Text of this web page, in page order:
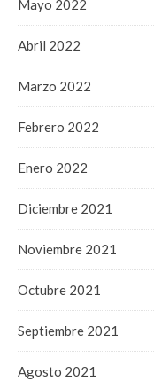
Mayo 2022
Abril 2022
Marzo 2022
Febrero 2022
Enero 2022
Diciembre 2021
Noviembre 2021
Octubre 2021
Septiembre 2021
Agosto 2021